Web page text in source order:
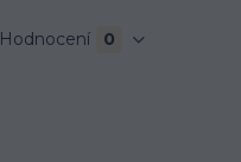
Hodnocení 0